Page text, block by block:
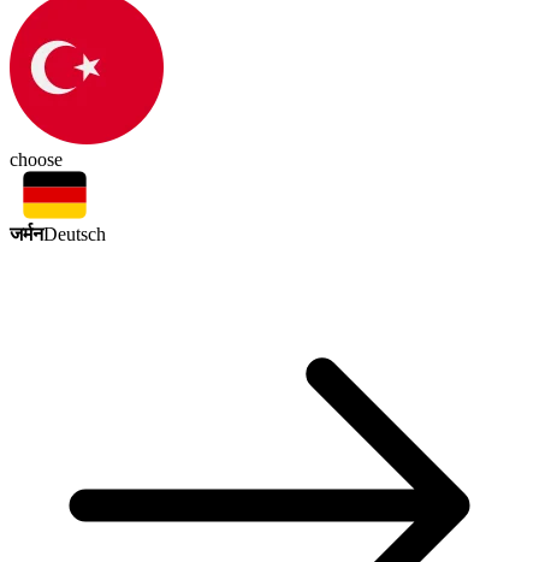
choose
जर्मनDeutsch